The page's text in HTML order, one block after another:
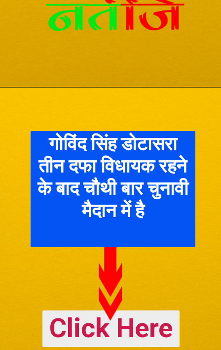
Click Here
गोविंद सिंह डोटासरा
तीन दफा विधायक रहने
के बाद चौथी बार चुनावी
मैदान में है